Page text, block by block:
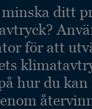
ditt
för att
hur du kan